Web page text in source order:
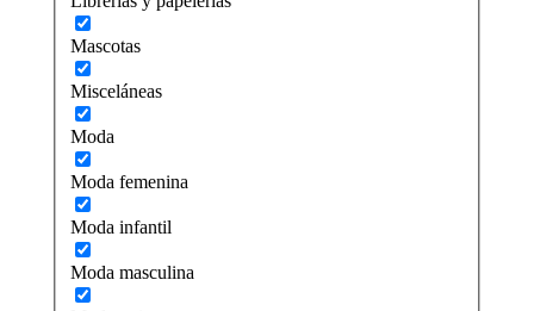
Mascotas
Misceláneas
Moda
Moda femenina
Moda infantil
Moda masculina